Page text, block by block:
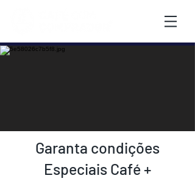
Garanta condições
Especiais Café +